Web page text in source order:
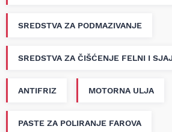
SREDSTVA ZA PODMAZIVANJE
SREDSTVA ZA ČIŠĆENJE FELNI I
ANTIFRIZ MOTORNA ULJA
PASTE ZA POLIRANJE FAROVA